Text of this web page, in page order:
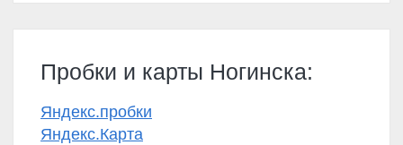
Пробки и карты Ногинска:
Яндекс.пробки
Яндекс.Карта